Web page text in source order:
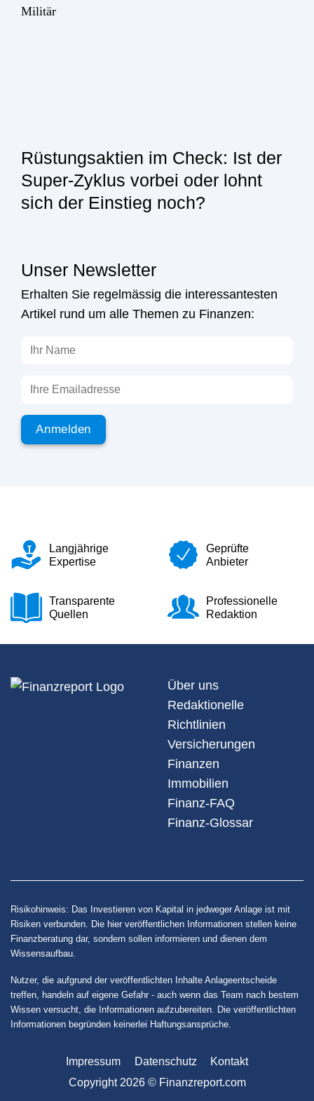
Rüstungsaktien im Check: Ist der
Super-Zyklus vorbei oder lohnt
sich der Einstieg noch?
Unser Newsletter
Erhalten Sie regelmässig die interessantesten
Artikel rund um alle Themen zu Finanzen:
Langjährige
Expertise
Geprüfte
Anbieter
Transparente
Quellen
Professionelle
Redaktion
Über uns
Redaktionelle
Richtlinien
Versicherungen
Finanzen
Immobilien
Finanz-FAQ
Finanz-Glossar
Risikohinweis: Das Investieren von Kapital in jedweger Anlage ist mit
Risiken verbunden. Die hier veröffentlichen Informationen stellen keine
Finanzberatung dar, sondern sollen informieren und dienen dem
Wissensaufbau.
Nutzer, die aufgrund der veröffentlichten Inhalte Anlageentscheide
treffen, handeln auf eigene Gefahr - auch wenn das Team nach bestem
Wissen versucht, die Informationen aufzubereiten. Die veröffentlichten
Informationen begründen keinerlei Haftungsansprüche.
Impressum Datenschutz
Kontakt
Copyright 2026 © Finanzreport.com